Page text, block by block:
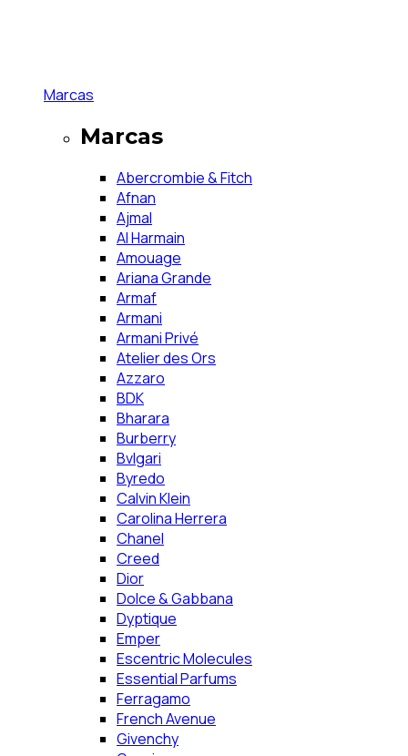
Marcas
Marcas
Abercrombie & Fitch
Afnan
Ajmal
Al Harmain
Amouage
Ariana Grande
Armaf
Armani
Armani Privé
Atelier des Ors
Azzaro
BDK
Bharara
Burberry
Bvlgari
Byredo
Calvin Klein
Carolina Herrera
Chanel
Creed
Dior
Dolce & Gabbana
Dyptique
Emper
Escentric Molecules
Essential Parfums
Ferragamo
French Avenue
Givenchy